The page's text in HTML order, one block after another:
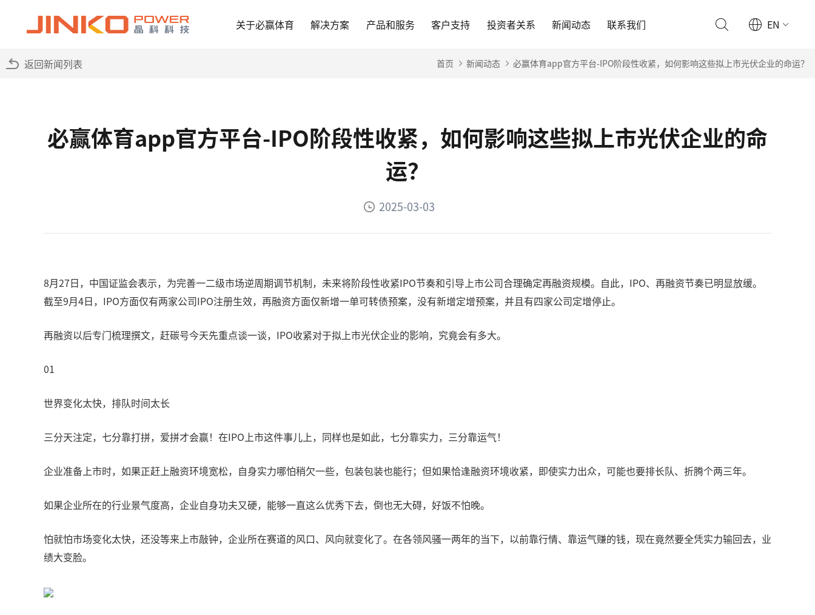
关于必赢体育 解决方案 产品和服务 客户支持 投资者关系 新闻动态 联系我们 EN
返回新闻列表 首页 新闻动态 必赢体育app官方平台-IPO阶段性收紧，如何影响这些拟上市光伏企业的命运？
必赢体育app官方平台-IPO阶段性收紧，如何影响这些拟上市光伏企业的命
运？
2025-03-03
8月27日，中国证监会表示，为完善一二级市场逆周期调节机制，未来将阶段性收紧IPO节奏和引导上市公司合理确定再融资规模。自此，IPO、再融资节奏已明显放缓。
截至9月4日，IPO方面仅有两家公司IPO注册生效，再融资方面仅新增一单可转债预案，没有新增定增预案，并且有四家公司定增停止。
再融资以后专门梳理撰文，赶碳号今天先重点谈一谈，IPO收紧对于拟上市光伏企业的影响，究竟会有多大。
01
世界变化太快，排队时间太长
三分天注定，七分靠打拼，爱拼才会赢！在IPO上市这件事儿上，同样也是如此，七分靠实力，三分靠运气！
企业准备上市时，如果正赶上融资环境宽松，自身实力哪怕稍欠一些，包装包装也能行；但如果恰逢融资环境收紧，即使实力出众，可能也要排长队、折腾个两三年。
如果企业所在的行业景气度高，企业自身功夫又硬，能够一直这么优秀下去，倒也无大碍，好饭不怕晚。
怕就怕市场变化太快，还没等来上市敲钟，企业所在赛道的风口、风向就变化了。在各领风骚一两年的当下，以前靠行情、靠运气赚的钱，现在竟然要全凭实力输回去，业
绩大变脸。